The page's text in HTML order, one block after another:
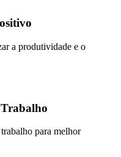
a produtividade e o
para melhor